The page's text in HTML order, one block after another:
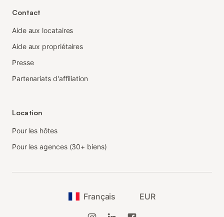
Contact
Aide aux locataires
Aide aux propriétaires
Presse
Partenariats d'affiliation
Location
Pour les hôtes
Pour les agences (30+ biens)
Français EUR